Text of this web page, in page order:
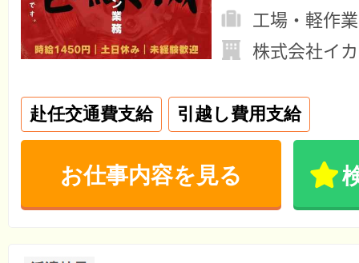
工場・軽作業
株式会社イ
赴任交通費支給 引越し費用支給
お仕事内容を見る